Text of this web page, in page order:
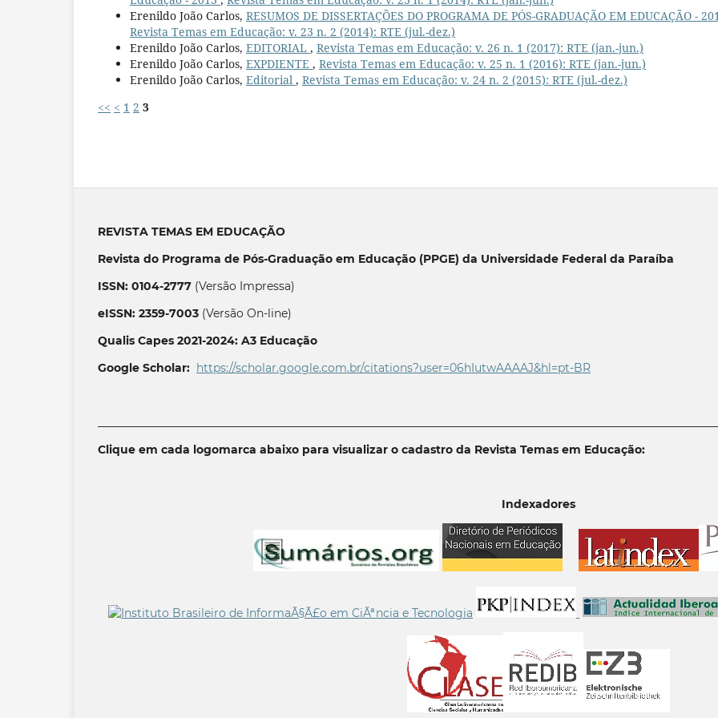
Erenildo João Carlos, RESUMOS DE DISSERTAÇÕES DO PROGRAMA DE PÓS-GRADUAÇÃO EM EDUCAÇÃO -
Revista Temas em Educação: v. 23 n. 2 (2014): RTE (jul.-dez.)
Erenildo João Carlos, EDITORIAL , Revista Temas em Educação: v. 26 n. 1 (2017): RTE (jan.-jun.)
Erenildo João Carlos, EXPDIENTE , Revista Temas em Educação: v. 25 n. 1 (2016): RTE (jan.-jun.)
Erenildo João Carlos, Editorial , Revista Temas em Educação: v. 24 n. 2 (2015): RTE (jul.-dez.)
<< < 1 2 3
REVISTA TEMAS EM EDUCAÇÃO
Revista do Programa de Pós-Graduação em Educação (PPGE) da Universidade Federal da Paraíba
ISSN: 0104-2777 (Versão Impressa)
eISSN: 2359-7003 (Versão On-line)
Qualis Capes 2021-2024: A3 Educação
Google Scholar: https://scholar.google.com.br/citations?user=06hIutwAAAAJ&hl=pt-BR
Clique em cada logomarca abaixo para visualizar o cadastro da Revista Temas em Educação:
Indexadores